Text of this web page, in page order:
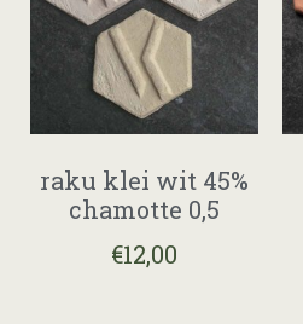
raku klei wit 45%
chamotte 0,5
€12,00